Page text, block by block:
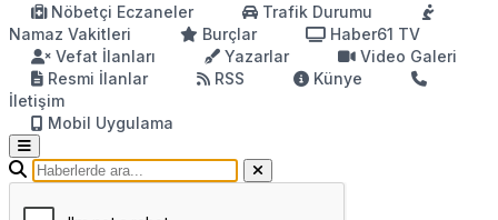
Nöbetçi Eczaneler
Trafik Durumu
Namaz Vakitleri
Burçlar
Haber61 TV
Vefat İlanları
Yazarlar
Video Galeri
Resmi İlanlar
RSS
Künye
İletişim
Mobil Uygulama